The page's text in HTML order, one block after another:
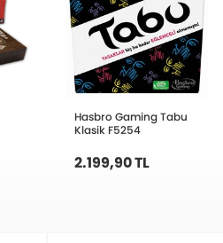
Hasbro Gaming Tabu
Klasik F5254
2.199,90 TL